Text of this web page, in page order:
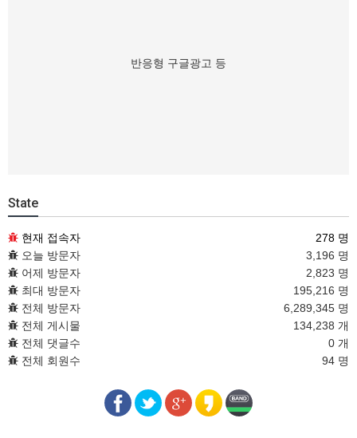
반응형 구글광고 등
State
현재 접속자
278 명
오늘 방문자
3,196 명
어제 방문자
2,823 명
최대 방문자
195,216 명
전체 방문자
6,289,345 명
전체 게시물
134,238 개
전체 댓글수
0 개
전체 회원수
94 명